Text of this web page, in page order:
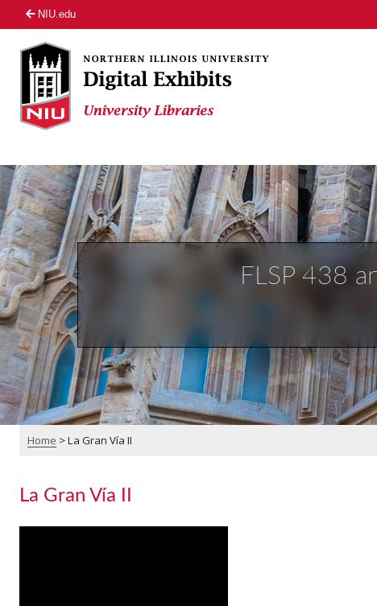
NIU.edu
FLSP 438
Home >La Gran Vía II
La Gran Vía II